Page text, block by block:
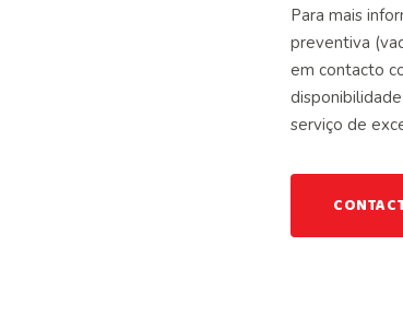
Para mais
preventiva
em contacto
serviço de